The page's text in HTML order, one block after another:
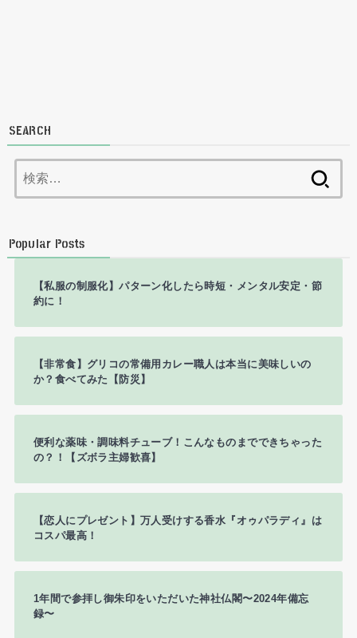
SEARCH
索:
Popular Posts
【私服の制服化】パターン化したら時短・メンタル安定・節
約に！
【非常食】グリコの常備用カレー職人は本当に美味しいの
か？食べてみた【防災】
便利な薬味・調味料チューブ！こんなものまでできちゃった
の？！【ズボラ主婦歓喜】
【恋人にプレゼント】万人受けする香水『オゥパラディ』は
コスパ最高！
1年間で参拝し御朱印をいただいた神社仏閣〜2024年備忘
録〜